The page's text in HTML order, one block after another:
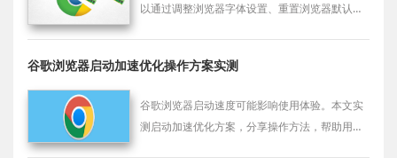
以通过调整浏览器字体设置、重置浏览器默认字
谷歌浏览器启动加速优化操作方案实测
谷歌浏览器启动速度可能影响使用体验。本文实
测启动加速优化方案，分享操作方法，帮助用户